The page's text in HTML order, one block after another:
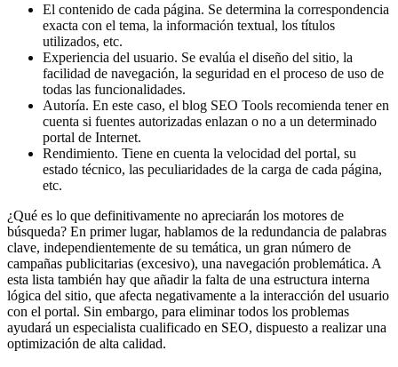
El contenido de cada página. Se determina la correspondencia
exacta con el tema, la información textual, los títulos
utilizados, etc.
Experiencia del usuario. Se evalúa el diseño del sitio, la
facilidad de navegación, la seguridad en el proceso de uso de
todas las funcionalidades.
Autoría. En este caso, el blog SEO Tools recomienda tener en
cuenta si fuentes autorizadas enlazan o no a un determinado
portal de Internet.
Rendimiento. Tiene en cuenta la velocidad del portal, su
estado técnico, las peculiaridades de la carga de cada página,
etc.
¿Qué es lo que definitivamente no apreciarán los motores de
búsqueda? En primer lugar, hablamos de la redundancia de palabras
clave, independientemente de su temática, un gran número de
campañas publicitarias (excesivo), una navegación problemática. A
esta lista también hay que añadir la falta de una estructura interna
lógica del sitio, que afecta negativamente a la interacción del usuario
con el portal. Sin embargo, para eliminar todos los problemas
ayudará un especialista cualificado en SEO, dispuesto a realizar una
optimización de alta calidad.